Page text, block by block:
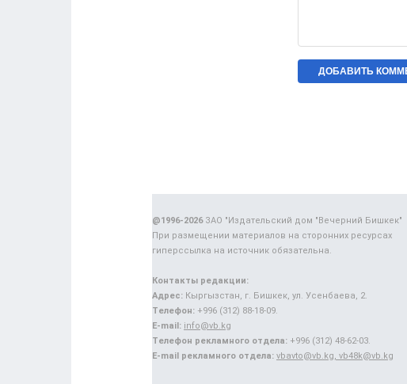
@1996-2026ЗАО "Издательский дом "Вечерний Бишкек"
При размещении материалов на сторонних ресурсах
гиперссылка на источник обязательна.
Контакты редакции:
Адрес: Кыргызстан, г. Бишкек, ул. Усенбаева, 2.
Телефон: +996 (312) 88-18-09.
E-mail: info@vb.kg
Телефон рекламного отдела: +996 (312) 48-62-03.
E-mail рекламного отдела: vbavto@vb.kg, vb48k@vb.kg